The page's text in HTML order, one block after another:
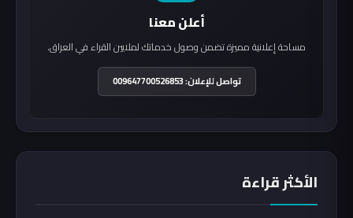
أعلن معنا
مساحة إعلانية مميزة تضمن وصول خدماتك لملايين القراء في العراق.
تواصل للإعلان: 009647700526853
الأكثر قراءة